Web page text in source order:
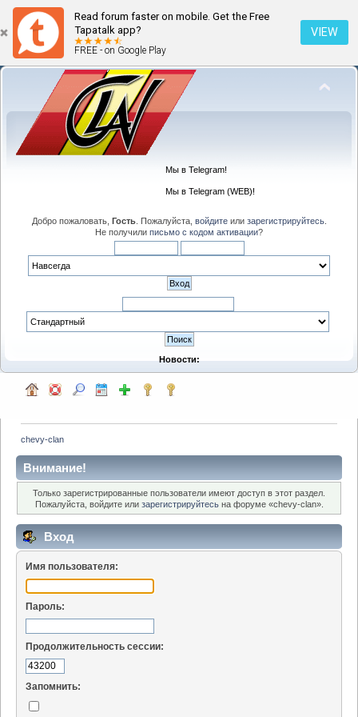
Read forum faster on mobile. Get the Free
Tapatalk app?
FREE - on Google Play
VIEW
Мы в Telegram!
Мы в Telegram (WEB)!
Добро пожаловать, Гость. Пожалуйста, войдитеили зарегистрируйтесь.
Не получили письмо с кодом активации?
Новости:
chevy-clan
Внимание!
Только зарегистрированные пользователи имеют доступ в этот раздел.
Пожалуйста, войдите или зарегистрируйтесьна форуме «chevy-clan».
Вход
Имя пользователя:
Пароль:
Продолжительность сессии:
Запомнить: